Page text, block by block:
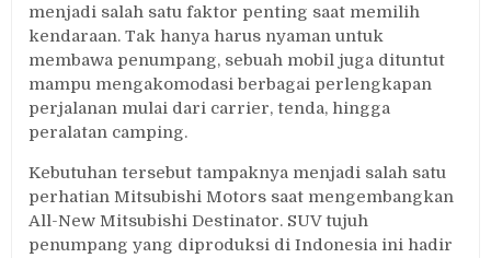
menjadi salah satu faktor penting saat memilih
kendaraan. Tak hanya harus nyaman untuk
membawa penumpang, sebuah mobil juga dituntut
mampu mengakomodasi berbagai perlengkapan
perjalanan mulai dari carrier, tenda, hingga
peralatan camping.
Kebutuhan tersebut tampaknya menjadi salah satu
perhatian Mitsubishi Motors saat mengembangkan
All-New Mitsubishi Destinator. SUV tujuh
penumpang yang diproduksi di Indonesia ini hadir